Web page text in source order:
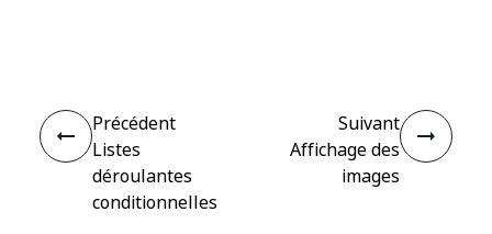
Précédent
Listes
déroulantes
conditionnelles
Suivant
Affichage des
images